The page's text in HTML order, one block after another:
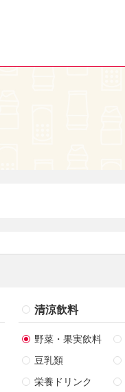
清涼飲料
野菜・果実飲料
豆乳類
栄養ドリンク